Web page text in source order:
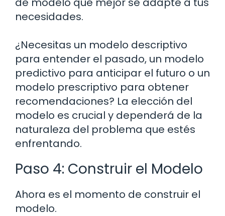
necesidades.
¿Necesitas un modelo descriptivo
para entender el pasado, un modelo
predictivo para anticipar el futuro o un
modelo prescriptivo para obtener
recomendaciones? La elección del
modelo es crucial y dependerá de la
naturaleza del problema que estés
enfrentando.
Paso 4: Construir el Modelo
Ahora es el momento de construir el
modelo.